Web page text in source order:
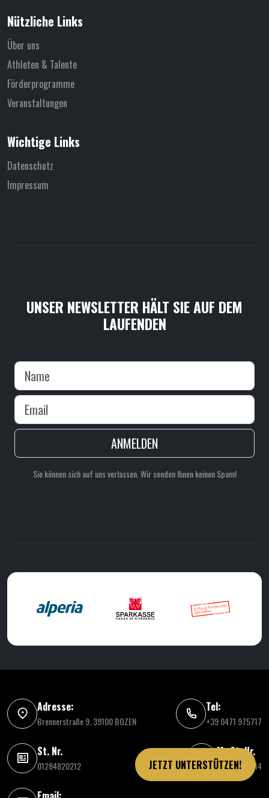
Nützliche Links
Über uns
Athleten & Talente
Förderprogramme
Veranstaltungen
Wichtige Links
Datenschutz
Impressum
UNSER NEWSLETTER HÄLT SIE AUF DEM
LAUFENDEN
ANMELDEN
Sie können sich auf uns verlassen. Wir senden Ihnen keinen Spam!
Adresse:
Brennerstraße 9, 39100 BOZEN
Tel:
+39 0471 975717
St. Nr.
01284820212
MwSt. Nr.
03086030214
JETZT UNTERSTÜTZEN!